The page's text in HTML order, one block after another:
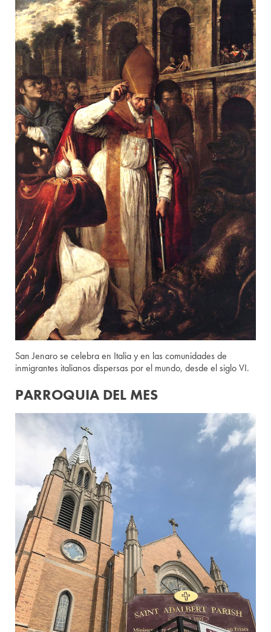
San Jenaro se celebra en Italia y en las comunidades de
inmigrantes italianos dispersas por el mundo, desde el siglo VI.
PARROQUIA DEL MES